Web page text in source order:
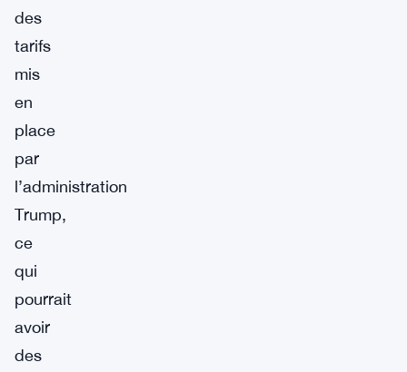
des
tarifs
mis
en
place
par
l’administration
Trump,
ce
qui
pourrait
avoir
des